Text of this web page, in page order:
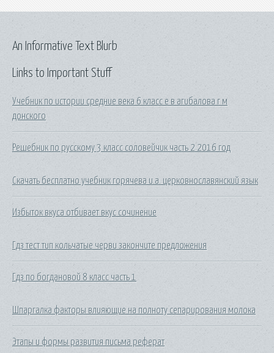
Links to Important Stuff
Учебник по истории средние века 6 класс е в агибалова г м
донского
Решебник по русскому 3 класс соловейчик часть 2 2016 год
Скачать бесплатно учебник горячева и.а. церковнославянский язык
Избыток вкуса отбивает вкус сочинение
Гдз тест тип кольчатые черви закончите предложения
Гдз по богдановой 8 класс часть 1
Шпаргалка факторы влияющие на полноту сепарирования молока
Этапы и формы развития письма реферат
An Informative Text Blurb